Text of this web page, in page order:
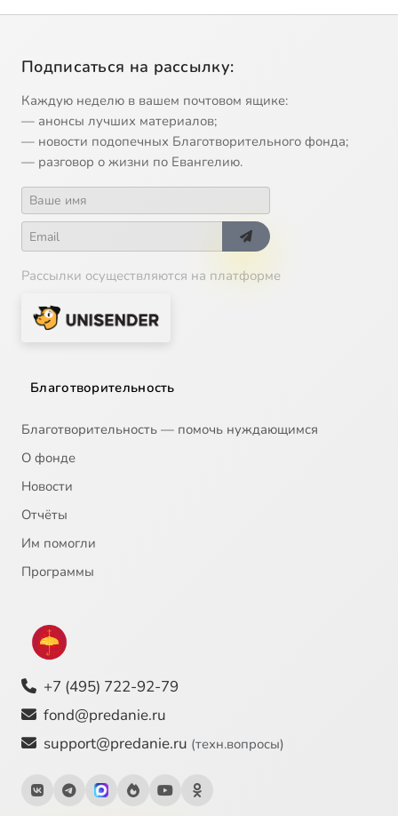
Подписаться на рассылку:
Каждую неделю в вашем почтовом ящике:
— анонсы лучших материалов;
— новости подопечных Благотворительного фонда;
— разговор о жизни по Евангелию.
Рассылки осуществляются на платформе
Благотворительность
Благотворительность — помочь нуждающимся
О фонде
Новости
Отчёты
Им помогли
Программы
+7 (495) 722-92-79
fond@predanie.ru
support@predanie.ru (техн.вопросы)